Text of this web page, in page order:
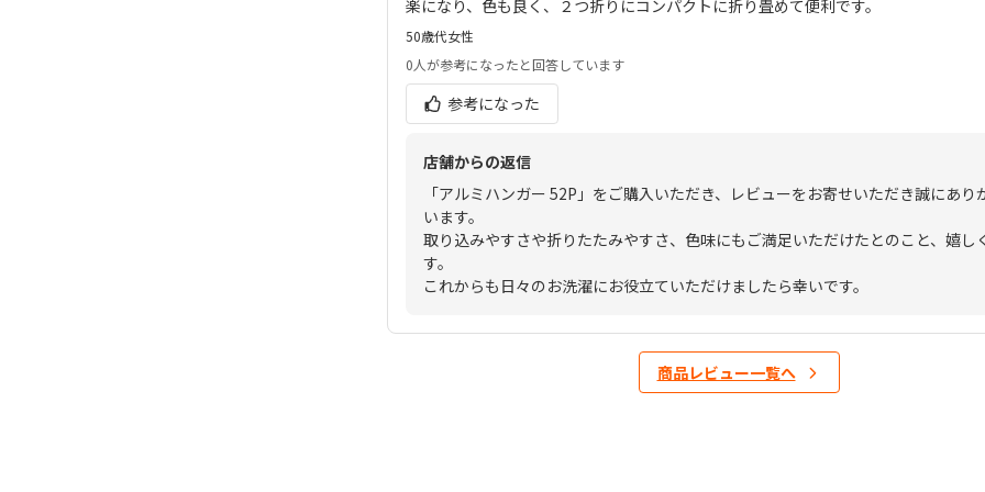
楽になり、色も良く、２つ折りにコンパクトに折り畳めて便利です。
50歳代女性
0人が参考になったと回答しています
参考になった
店舗からの返信
「アルミハンガー 52P」をご購入いただき、レビューをお寄せいただき誠にあり
います。
取り込みやすさや折りたたみやすさ、色味にもご満足いただけたとのこと、嬉し
す。
これからも日々のお洗濯にお役立ていただけましたら幸いです。
商品レビュー一覧へ